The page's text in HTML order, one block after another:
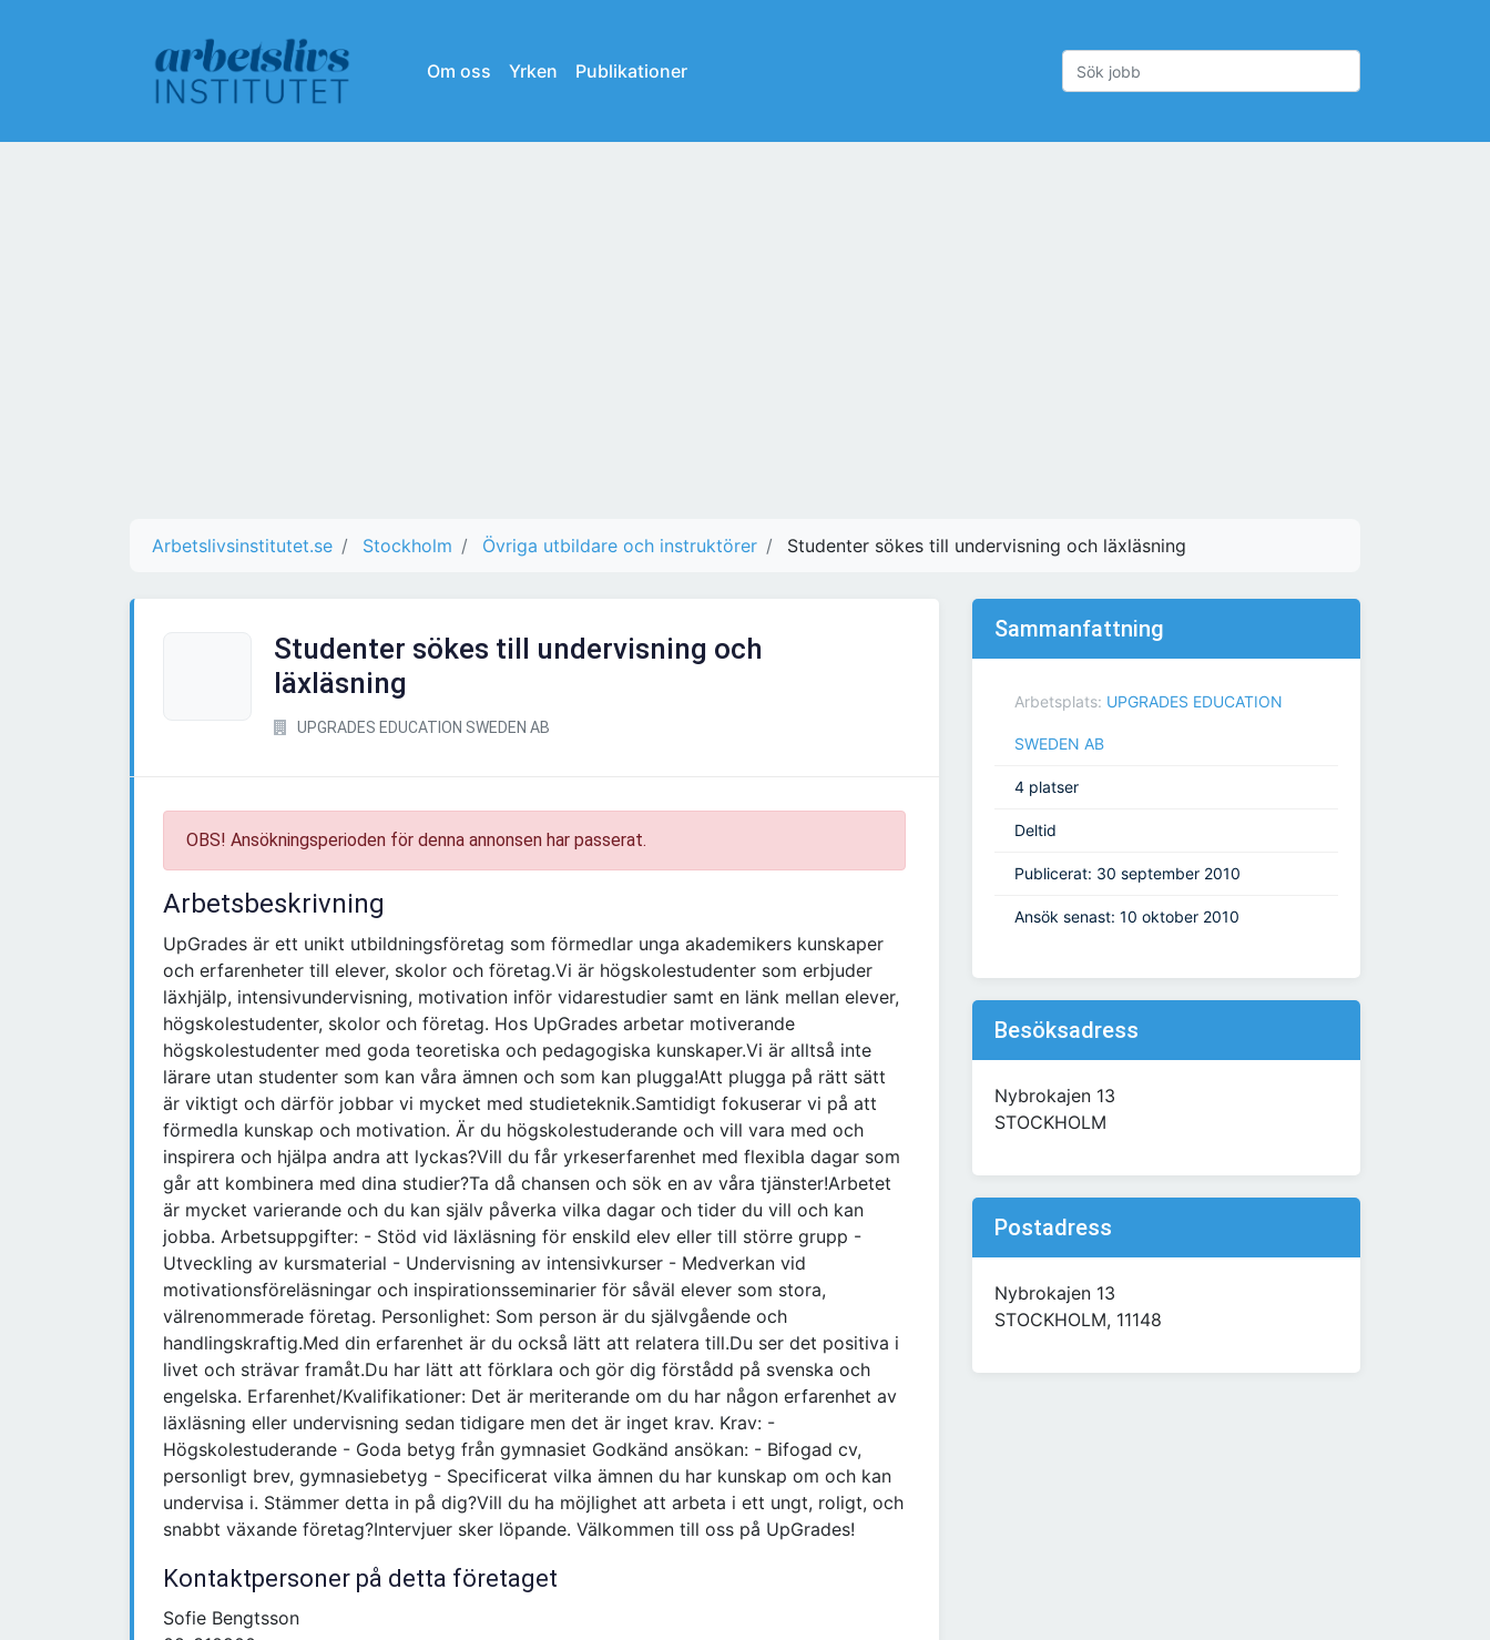
Om oss Yrken Publikationer
Arbetslivsinstitutet.se Stockholm Övriga utbildare och instruktörer Studenter sökes till undervisning och läxläsning
Studenter sökes till undervisning och
läxläsning
UPGRADES EDUCATION SWEDEN AB
OBS! Ansökningsperioden för denna annonsen har passerat.
Arbetsbeskrivning
UpGrades är ett unikt utbildningsföretag som förmedlar unga akademikers kunskaper
och erfarenheter till elever, skolor och företag.Vi är högskolestudenter som erbjuder
läxhjälp, intensivundervisning, motivation inför vidarestudier samt en länk mellan elever,
högskolestudenter, skolor och företag. Hos UpGrades arbetar motiverande
högskolestudenter med goda teoretiska och pedagogiska kunskaper.Vi är alltså inte
lärare utan studenter som kan våra ämnen och som kan plugga!Att plugga på rätt sätt
är viktigt och därför jobbar vi mycket med studieteknik.Samtidigt fokuserar vi på att
förmedla kunskap och motivation. Är du högskolestuderande och vill vara med och
inspirera och hjälpa andra att lyckas?Vill du får yrkeserfarenhet med flexibla dagar som
går att kombinera med dina studier?Ta då chansen och sök en av våra tjänster!Arbetet
är mycket varierande och du kan själv påverka vilka dagar och tider du vill och kan
jobba. Arbetsuppgifter: - Stöd vid läxläsning för enskild elev eller till större grupp -
Utveckling av kursmaterial - Undervisning av intensivkurser - Medverkan vid
motivationsföreläsningar och inspirationsseminarier för såväl elever som stora,
välrenommerade företag. Personlighet: Som person är du självgående och
handlingskraftig.Med din erfarenhet är du också lätt att relatera till.Du ser det positiva i
livet och strävar framåt.Du har lätt att förklara och gör dig förstådd på svenska och
engelska. Erfarenhet/Kvalifikationer: Det är meriterande om du har någon erfarenhet av
läxläsning eller undervisning sedan tidigare men det är inget krav. Krav: -
Högskolestuderande - Goda betyg från gymnasiet Godkänd ansökan: - Bifogad cv,
personligt brev, gymnasiebetyg - Specificerat vilka ämnen du har kunskap om och kan
undervisa i. Stämmer detta in på dig?Vill du ha möjlighet att arbeta i ett ungt, roligt, och
snabbt växande företag?Intervjuer sker löpande. Välkommen till oss på UpGrades!
Kontaktpersoner på detta företaget
Sofie Bengtsson
Sammanfattning
Arbetsplats: UPGRADES EDUCATION
SWEDEN AB
4 platser
Deltid
Publicerat: 30 september 2010
Ansök senast: 10 oktober 2010
Besöksadress
Nybrokajen 13
STOCKHOLM
Postadress
Nybrokajen 13
STOCKHOLM, 11148